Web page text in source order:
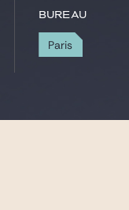
Bureau
Paris